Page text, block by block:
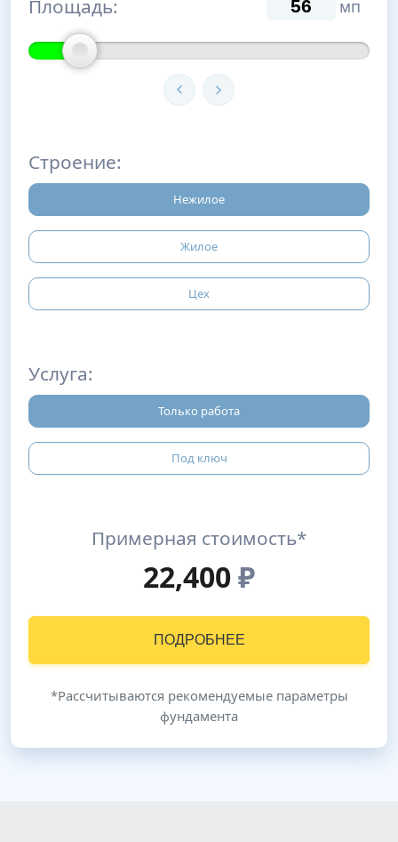
Площадь: мп
Строение:
Нежилое
Жилое
Цех
Услуга:
Только работа
Под ключ
Примерная стоимость*
22,400₽
ПОДРОБНЕЕ
*Рассчитываются рекомендуемые параметры
фундамента